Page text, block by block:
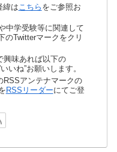
緯は こちら をご参照お
中学受験等に関連して
のTwitterマークをクリ
興味あれば以下の
いね”お願いします。
RSSアンテナマークの
RSSリーダーにてご登